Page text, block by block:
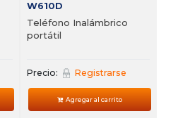
W610D
Teléfono Inalámbrico
portátil
Precio: Registrarse
Agregar al carrito